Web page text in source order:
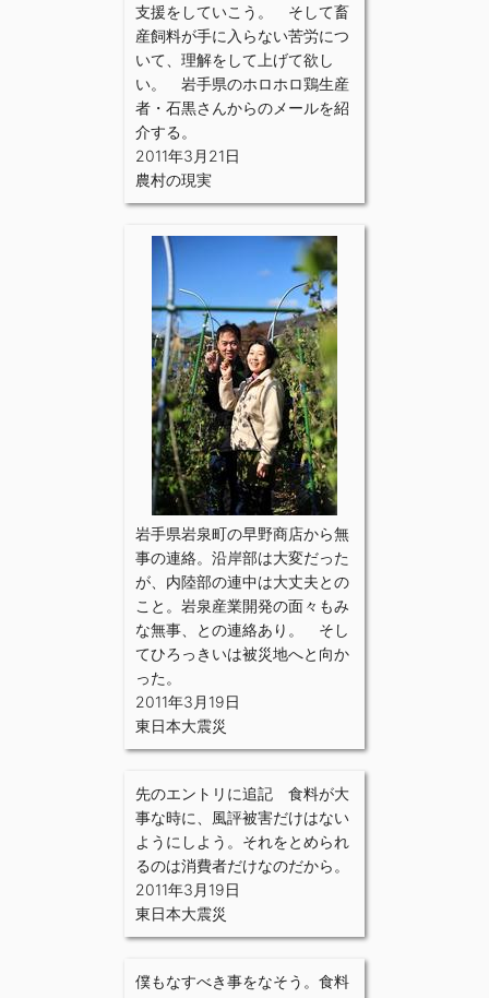
支援をしていこう。 そして畜
産飼料が手に入らない苦労につ
いて、理解をして上げて欲し
い。 岩手県のホロホロ鶏生産
者・石黒さんからのメールを紹
介する。
2011年3月21日
農村の現実
岩手県岩泉町の早野商店から無
事の連絡。沿岸部は大変だった
が、内陸部の連中は大丈夫との
こと。岩泉産業開発の面々もみ
な無事、との連絡あり。 そし
てひろっきいは被災地へと向か
った。
2011年3月19日
東日本大震災
先のエントリに追記 食料が大
事な時に、風評被害だけはない
ようにしよう。それをとめられ
るのは消費者だけなのだから。
2011年3月19日
東日本大震災
僕もなすべき事をなそう。食料